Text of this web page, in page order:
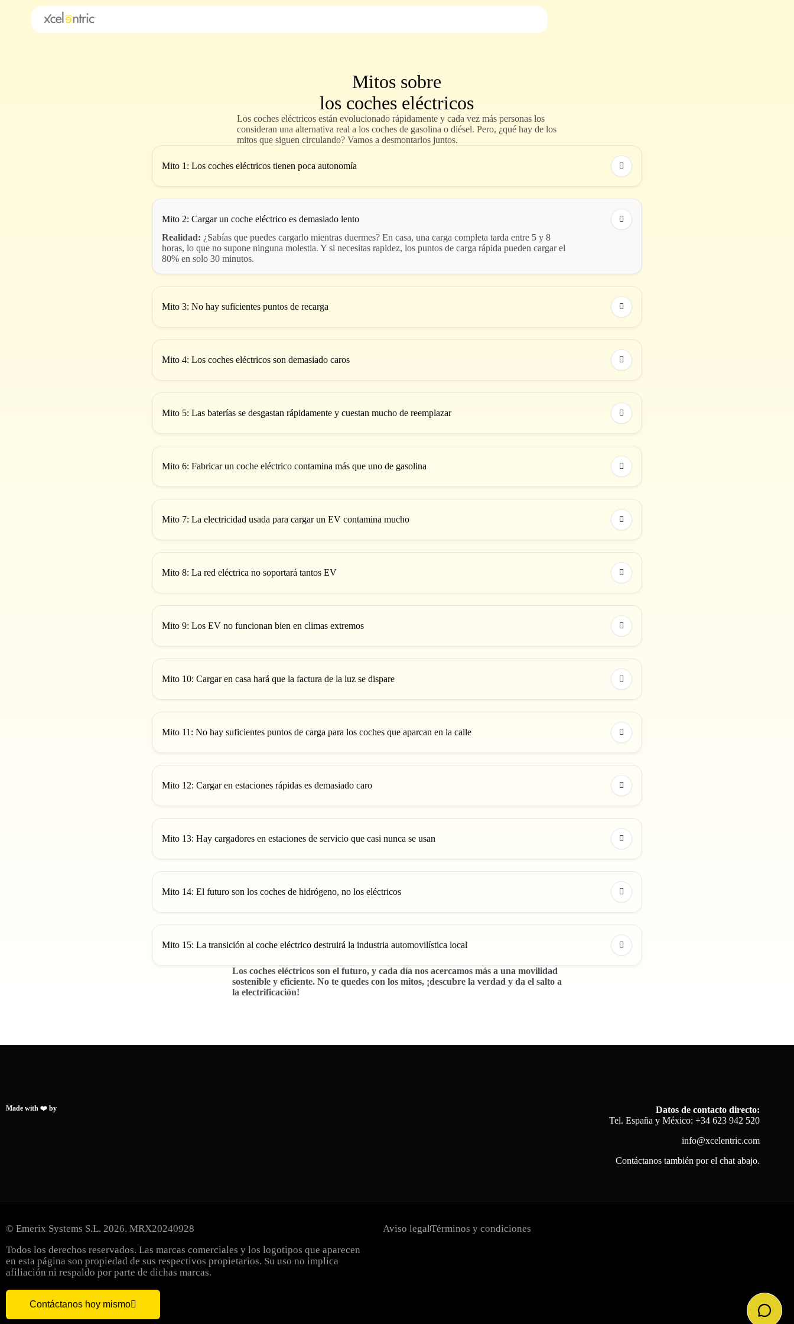
Flotas de vehículos
Servicios
Franquiciados
FAQs
Tarifas
Mitos sobre
los coches eléctricos
Los coches eléctricos están evolucionado rápidamente y cada vez más personas los
consideran una alternativa real a los coches de gasolina o diésel. Pero, ¿qué hay de los
mitos que siguen circulando? Vamos a desmontarlos juntos.
Mito 1: Los coches eléctricos tienen poca autonomía
Mito 2: Cargar un coche eléctrico es demasiado lento
Realidad: ¿Sabías que puedes cargarlo mientras duermes? En casa, una carga completa tarda entre 5 y 8
horas, lo que no supone ninguna molestia. Y si necesitas rapidez, los puntos de carga rápida pueden cargar el
80% en solo 30 minutos.
Mito 3: No hay suficientes puntos de recarga
Mito 4: Los coches eléctricos son demasiado caros
Mito 5: Las baterías se desgastan rápidamente y cuestan mucho de reemplazar
Mito 6: Fabricar un coche eléctrico contamina más que uno de gasolina
Mito 7: La electricidad usada para cargar un EV contamina mucho
Mito 8: La red eléctrica no soportará tantos EV
Mito 9: Los EV no funcionan bien en climas extremos
Mito 10: Cargar en casa hará que la factura de la luz se dispare
Mito 11: No hay suficientes puntos de carga para los coches que aparcan en la calle
Mito 12: Cargar en estaciones rápidas es demasiado caro
Mito 13: Hay cargadores en estaciones de servicio que casi nunca se usan
Mito 14: El futuro son los coches de hidrógeno, no los eléctricos
Mito 15: La transición al coche eléctrico destruirá la industria automovilística local
Los coches eléctricos son el futuro, y cada día nos acercamos más a una movilidad
sostenible y eficiente. No te quedes con los mitos, ¡descubre la verdad y da el salto a
la electrificación!
Made with ❤️ by
Datos de contacto directo:
Tel. España y México: +34 623 942 520
info@xcelentric.com
Contáctanos también por el chat abajo.
© Emerix Systems S.L. 2026. MRX20240928
Todos los derechos reservados. Las marcas comerciales y los logotipos que aparecen
en esta página son propiedad de sus respectivos propietarios. Su uso no implica
afiliación ni respaldo por parte de dichas marcas.
Contáctanos hoy mismo
Aviso legalTérminos y condiciones